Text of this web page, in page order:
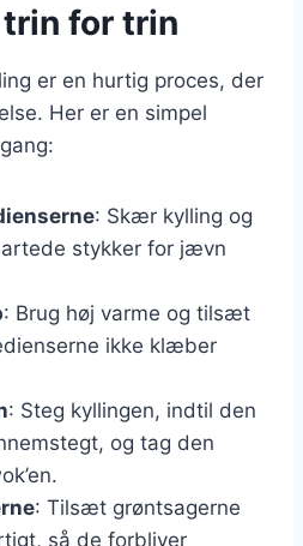
for trin
er en hurtig proces, der
Her er en simpel
: Skær kylling og
stykker for jævn
: Brug høj varme og tilsæt
ikke klæber
: Steg kyllingen, indtil den
og tag den
: Tilsæt grøntsagerne
så de forbliver